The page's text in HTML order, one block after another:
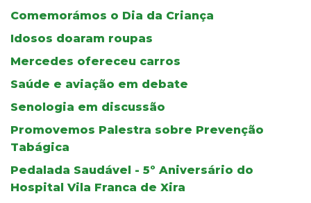
Comemorámos o Dia da Criança
Idosos doaram roupas
Mercedes ofereceu carros
Saúde e aviação em debate
Senologia em discussão
Promovemos Palestra sobre Prevenção
Tabágica
Pedalada Saudável - 5º Aniversário do
Hospital Vila Franca de Xira